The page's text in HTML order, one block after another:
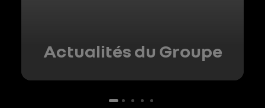
Actualités du Groupe